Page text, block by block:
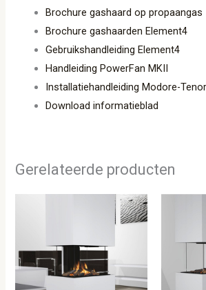
Brochure gashaard op propaangas
Brochure gashaarden Element4
Gebruikshandleiding Element4
Handleiding PowerFan MKII
Installatiehandleiding Modore-
Download informatieblad
Gerelateerde producten